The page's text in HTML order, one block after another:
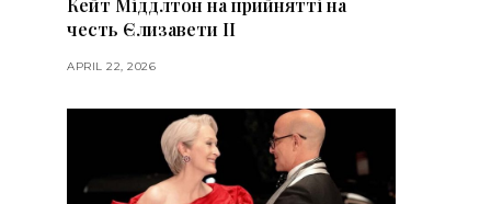
Кейт Міддлтон на прийнятті на
честь Єлизавети II
APRIL 22, 2026